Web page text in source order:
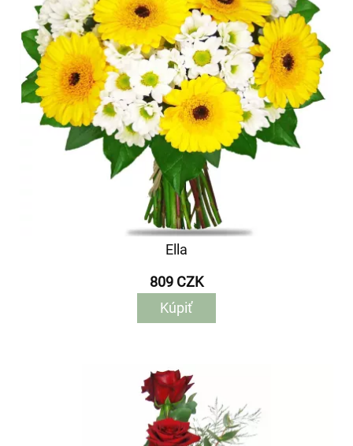
Ella
809 CZK
Kúpiť